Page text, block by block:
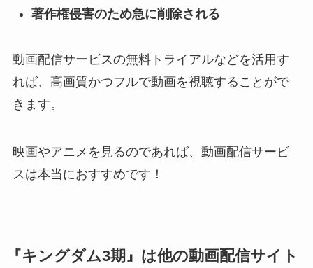
著作権侵害のため急に削除される
動画配信サービスの無料トライアルなどを活用す
れば、高画質かつフルで動画を視聴することがで
きます。
映画やアニメを見るのであれば、動画配信サービ
スは本当におすすめです！
『キングダム3期』は他の動画配信サイト